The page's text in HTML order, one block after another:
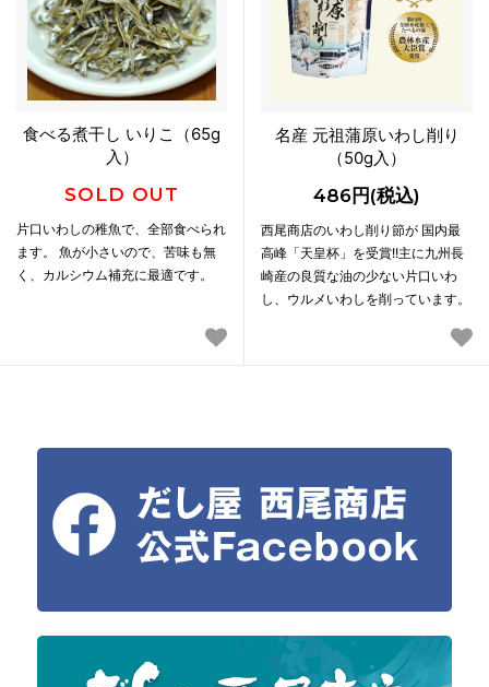
食べる煮干し いりこ（65g
入）
SOLD OUT
片口いわしの稚魚で、全部食べられ
ます。 魚が小さいので、苦味も無
く、カルシウム補充に最適です。
名産 元祖蒲原いわし削り
（50g入）
486円(税込)
西尾商店のいわし削り節が 国内最
高峰「天皇杯」を受賞!!主に九州長
崎産の良質な油の少ない片口いわ
し、ウルメいわしを削っています。